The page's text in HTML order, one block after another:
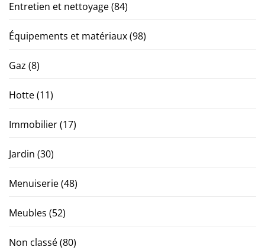
Entretien et nettoyage(84)
Équipements et matériaux(98)
Gaz (8)
Hotte(11)
Immobilier(17)
Jardin (30)
Menuiserie(48)
Meubles (52)
Non classé(80)